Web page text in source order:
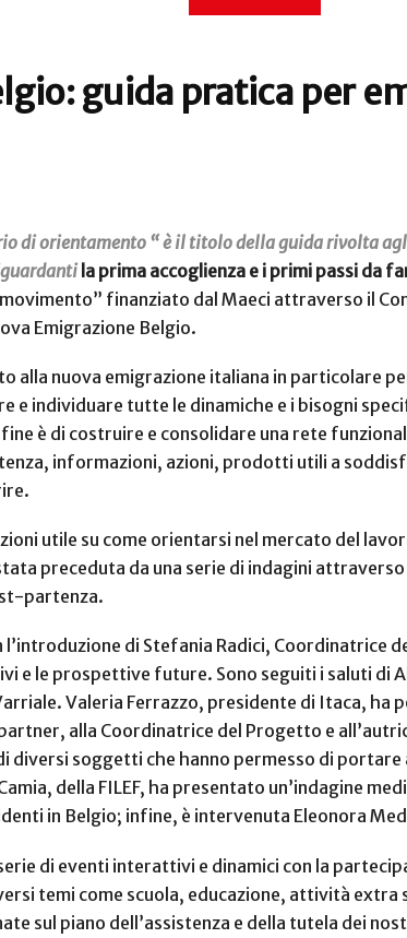
guida pratica per
di orientamento “ è il titolo della guida rivolta
la prima accoglienza e i primi passi da
finanziato dal Maeci attraverso il
Emigrazione Belgio.
alla nuova emigrazione italiana in particolare
e individuare tutte le dinamiche e i bisogni
è di costruire e consolidare una rete
informazioni, azioni, prodotti utili a
utile su come orientarsi nel mercato del
preceduta da una serie di indagini
partenza.
l’introduzione di Stefania Radici,
e le prospettive future. Sono seguiti i saluti di
Valeria Ferrazzo, presidente di Itaca,
alla Coordinatrice del Progetto e
diversi soggetti che hanno permesso di
della FILEF, ha presentato un’indagine
in Belgio; infine, è intervenuta Eleonora
di eventi interattivi e dinamici con la
temi come scuola, educazione, attività
sul piano dell’assistenza e della tutela dei